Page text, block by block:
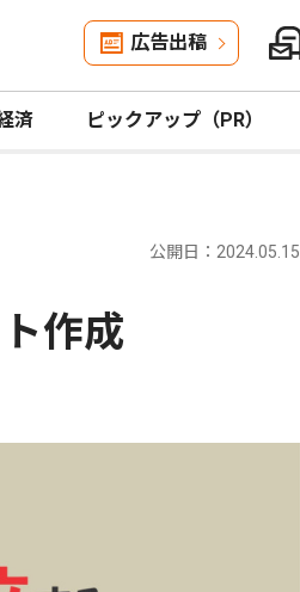
広告出稿
済 ピックアップ（PR）
公開日：2024.05.15
作成